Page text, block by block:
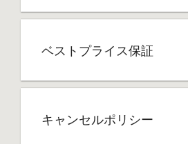
ベストプライス保証
キャンセルポリシー